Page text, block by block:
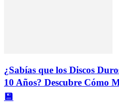
¿Sabías que los Discos
10 Años? Descubre Cómo
💾